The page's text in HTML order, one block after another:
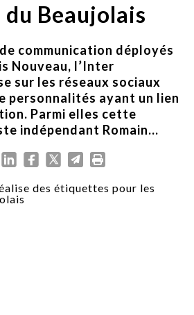
Beaujolais
communication déployés
Nouveau, l’Inter
sur les réseaux sociaux
personnalités ayant un lien
Parmi elles cette
indépendant Romain...